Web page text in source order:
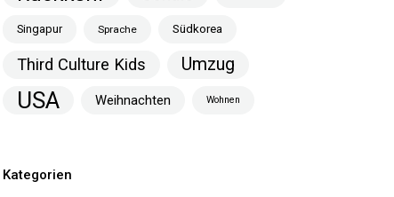
Singapur Sprache Südkorea
Third Culture Kids Umzug
USA Weihnachten Wohnen
Kategorien